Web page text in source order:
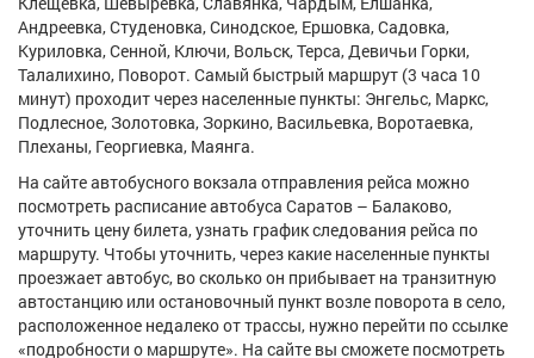
Андреевка, Студеновка, Синодское, Ершовка, Садовка,
Куриловка, Сенной, Ключи, Вольск, Терса, Девичьи Горки,
Талалихино, Поворот. Самый быстрый маршрут (3 часа 10
минут) проходит через населенные пункты: Энгельс, Маркс,
Подлесное, Золотовка, Зоркино, Васильевка, Воротаевка,
Плеханы, Георгиевка, Маянга.
На сайте автобусного вокзала отправления рейса можно
посмотреть расписание автобуса Саратов – Балаково,
уточнить цену билета, узнать график следования рейса по
маршруту. Чтобы уточнить, через какие населенные пункты
проезжает автобус, во сколько он прибывает на транзитную
автостанцию или остановочный пункт возле поворота в село,
расположенное недалеко от трассы, нужно перейти по ссылке
«подробности о маршруте». На сайте вы сможете посмотреть